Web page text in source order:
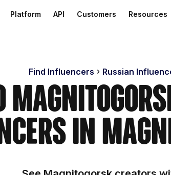
Platform API Customers Resources
Find Influencers Russian
in